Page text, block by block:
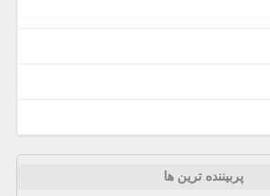
پربیننده ترین ها